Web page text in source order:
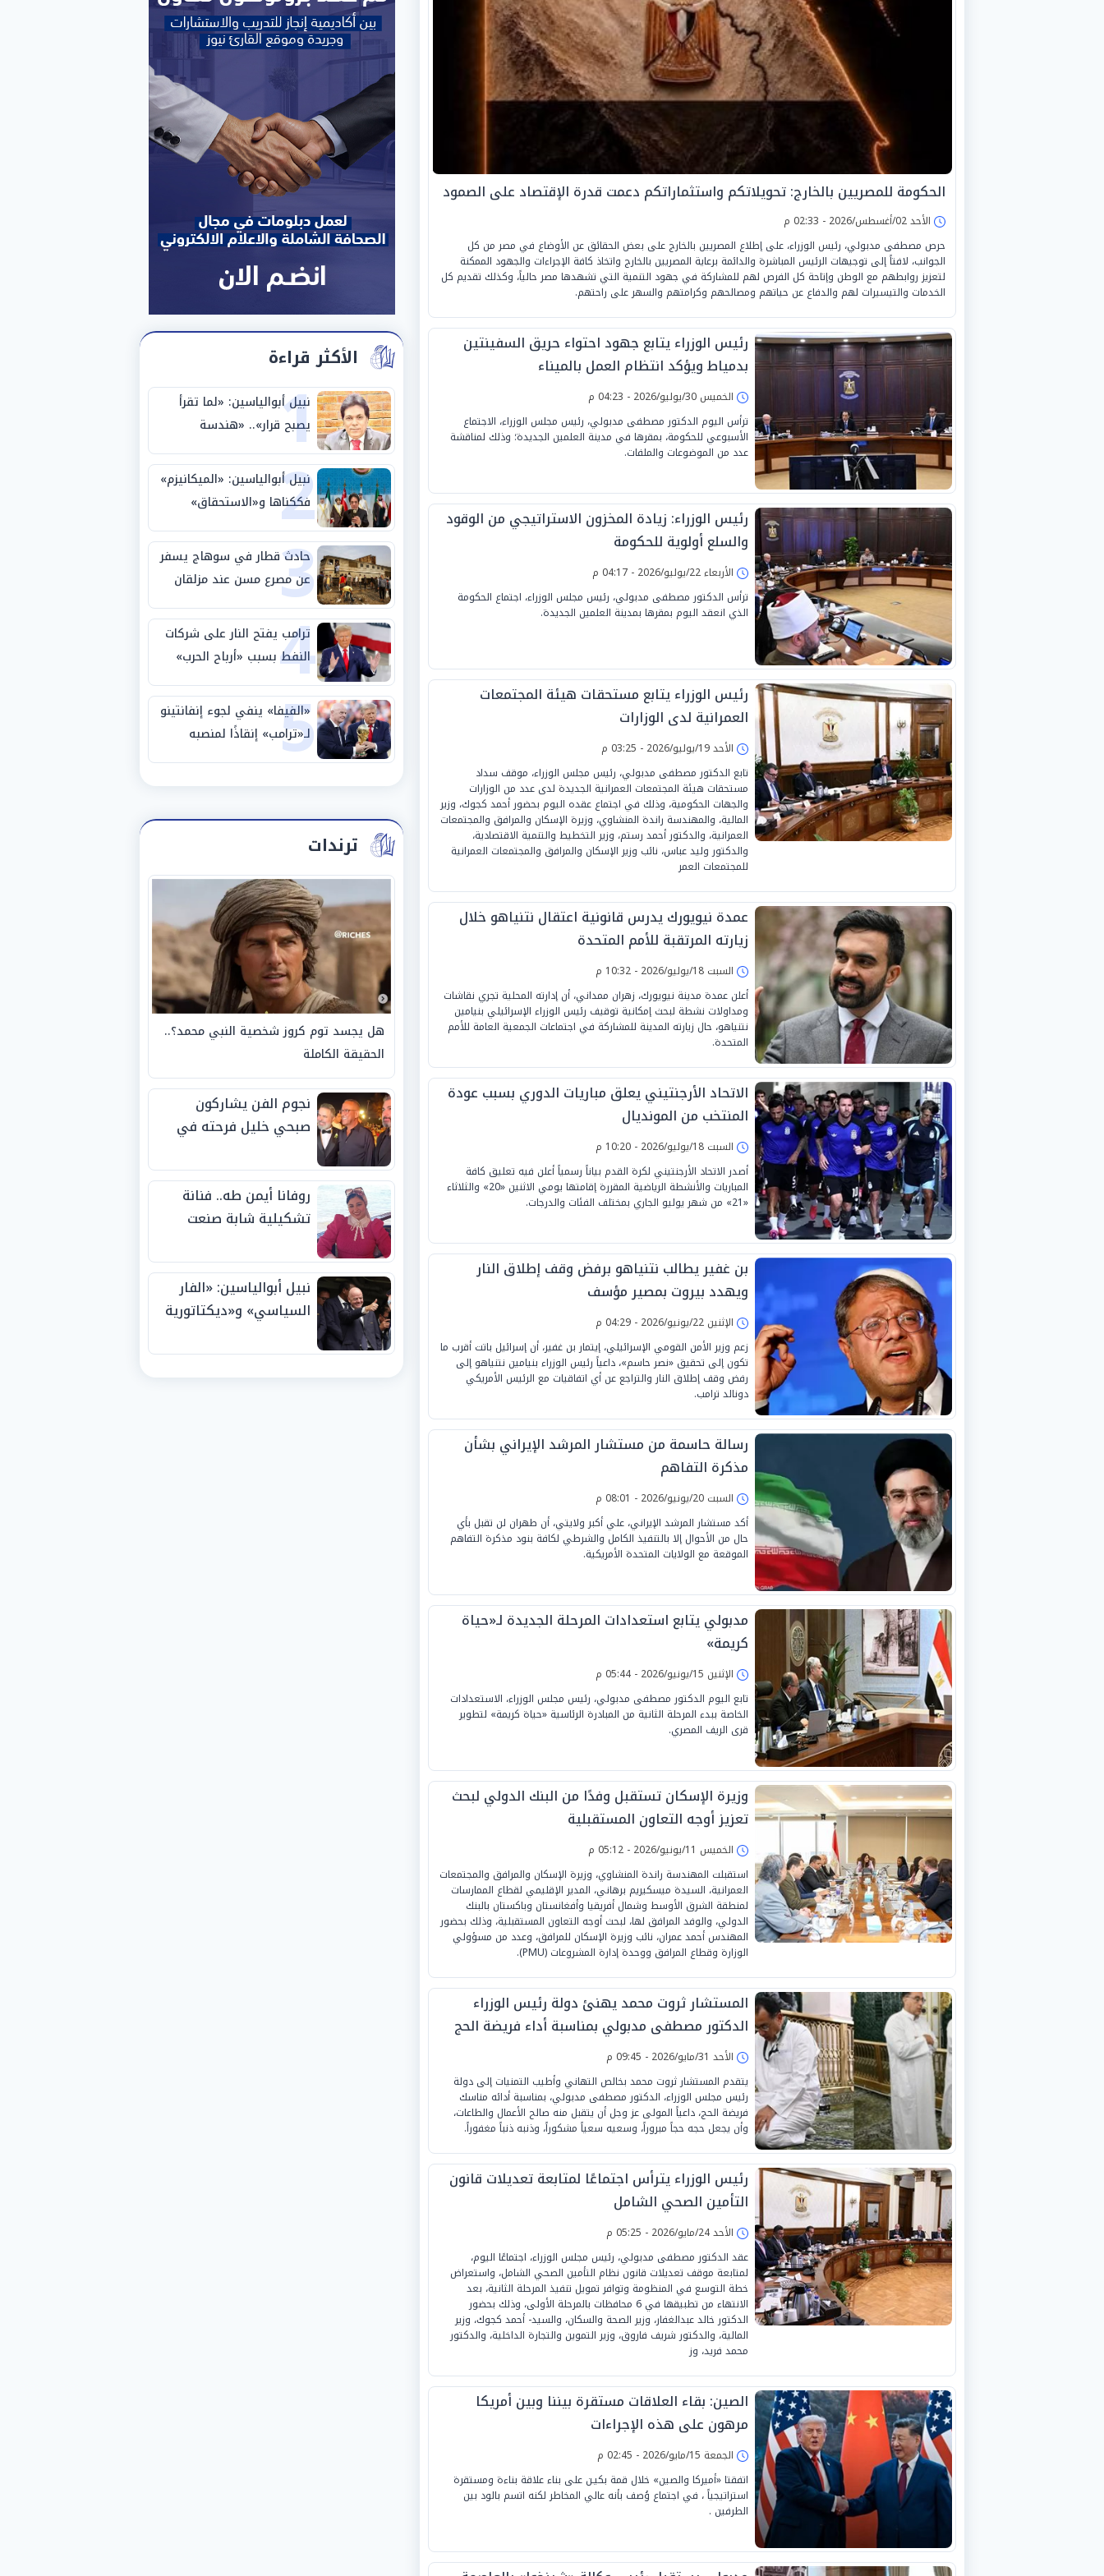
الحكومة للمصريين بالخارج: تحويلاتكم واستثماراتكم دعمت قدرة الإقتصاد على الصمود
الأحد 02/أغسطس/2026 - 02:33 م
حرص مصطفى مدبولي، رئيس الوزراء، على إطلاع المصريين بالخارج على بعض الحقائق عن الأوضاع في مصر من كل
الجوانب، لافتاً إلى توجيهات الرئيس المباشرة والدائمة برعاية المصريين بالخارج واتخاذ كافة الإجراءات والجهود الممكنة
لتعزيز روابطهم مع الوطن وإتاحة كل الفرص لهم للمشاركة في جهود التنمية التي تشهدها مصر حالياً، وكذلك تقديم كل
الخدمات والتيسيرات لهم والدفاع عن حياتهم ومصالحهم وكرامتهم والسهر على راحتهم.
رئيس الوزراء يتابع جهود احتواء حريق السفينتين
بدمياط ويؤكد انتظام العمل بالميناء
الخميس 30/يوليو/2026 - 04:23 م
ترأس اليوم الدكتور مصطفى مدبولي، رئيس مجلس الوزراء، الاجتماع
الأسبوعي للحكومة، بمقرها في مدينة العلمين الجديدة؛ وذلك لمناقشة
عدد من الموضوعات والملفات.
رئيس الوزراء: زيادة المخزون الاستراتيجي من الوقود
والسلع أولوية للحكومة
الأربعاء 22/يوليو/2026 - 04:17 م
ترأس الدكتور مصطفى مدبولي، رئيس مجلس الوزراء، اجتماع الحكومة
الذي انعقد اليوم بمقرها بمدينة العلمين الجديدة.
رئيس الوزراء يتابع مستحقات هيئة المجتمعات
العمرانية لدى الوزارات
الأحد 19/يوليو/2026 - 03:25 م
تابع الدكتور مصطفى مدبولي، رئيس مجلس الوزراء، موقف سداد
مستحقات هيئة المجتمعات العمرانية الجديدة لدى عدد من الوزارات
والجهات الحكومية، وذلك في اجتماع عقده اليوم بحضور أحمد كجوك، وزير
المالية، والمهندسة راندة المنشاوي، وزيرة الإسكان والمرافق والمجتمعات
العمرانية، والدكتور أحمد رستم، وزير التخطيط والتنمية الاقتصادية،
والدكتور وليد عباس، نائب وزير الإسكان والمرافق والمجتمعات العمرانية
للمجتمعات العمر
عمدة نيويورك يدرس قانونية اعتقال نتنياهو خلال
زيارته المرتقبة للأمم المتحدة
السبت 18/يوليو/2026 - 10:32 م
أعلن عمدة مدينة نيويورك، زهران ممداني، أن إدارته المحلية تجري نقاشات
ومداولات نشطة لبحث إمكانية توقيف رئيس الوزراء الإسرائيلي بنيامين
نتنياهو، حال زيارته المدينة للمشاركة في اجتماعات الجمعية العامة للأمم
المتحدة.
الاتحاد الأرجنتيني يعلق مباريات الدوري بسبب عودة
المنتخب من المونديال
السبت 18/يوليو/2026 - 10:20 م
أصدر الاتحاد الأرجنتيني لكرة القدم بياناً رسمياً أعلن فيه تعليق كافة
المباريات والأنشطة الرياضية المقررة إقامتها يومي الاثنين «20» والثلاثاء
«21» من شهر يوليو الجاري بمختلف الفئات والدرجات.
بن غفير يطالب نتنياهو برفض وقف إطلاق النار
ويهدد بيروت بمصير مؤسف
الإثنين 22/يونيو/2026 - 04:29 م
زعم وزير الأمن القومي الإسرائيلي، إيتمار بن غفير، أن إسرائيل باتت أقرب ما
تكون إلى تحقيق «نصر حاسم»، داعياً رئيس الوزراء بنيامين نتنياهو إلى
رفض وقف إطلاق النار والتراجع عن أي اتفاقيات مع الرئيس الأمريكي
دونالد ترامب.
رسالة حاسمة من مستشار المرشد الإيراني بشأن
مذكرة التفاهم
السبت 20/يونيو/2026 - 08:01 م
أكد مستشار المرشد الإيراني، علي أكبر ولايتي، أن طهران لن تقبل بأي
حال من الأحوال إلا بالتنفيذ الكامل والشرطي لكافة بنود مذكرة التفاهم
الموقعة مع الولايات المتحدة الأمريكية.
مدبولي يتابع استعدادات المرحلة الجديدة لـ«حياة
كريمة»
الإثنين 15/يونيو/2026 - 05:44 م
تابع اليوم الدكتور مصطفى مدبولي، رئيس مجلس الوزراء، الاستعدادات
الخاصة ببدء المرحلة الثانية من المبادرة الرئاسية «حياة كريمة» لتطوير
قرى الريف المصري.
وزيرة الإسكان تستقبل وفدًا من البنك الدولي لبحث
تعزيز أوجه التعاون المستقبلية
الخميس 11/يونيو/2026 - 05:12 م
استقبلت المهندسة راندة المنشاوي، وزيرة الإسكان والمرافق والمجتمعات
العمرانية، السيدة ميسكيريم برهاني، المدير الإقليمي لقطاع الممارسات
لمنطقة الشرق الأوسط وشمال أفريقيا وأفغانستان وباكستان بالبنك
الدولي، والوفد المرافق لها، لبحث أوجه التعاون المستقبلية، وذلك بحضور
المهندس أحمد عمران، نائب وزيرة الإسكان للمرافق، وعدد من مسؤولي
الوزارة وقطاع المرافق ووحدة إدارة المشروعات (PMU).
المستشار ثروت محمد يهنئ دولة رئيس الوزراء
الدكتور مصطفى مدبولي بمناسبة أداء فريضة الحج
الأحد 31/مايو/2026 - 09:45 م
يتقدم المستشار ثروت محمد بخالص التهاني وأطيب التمنيات إلى دولة
رئيس مجلس الوزراء، الدكتور مصطفى مدبولي، بمناسبة أدائه مناسك
فريضة الحج، داعياً المولى عز وجل أن يتقبل منه صالح الأعمال والطاعات،
وأن يجعل حجه حجاً مبروراً، وسعيه سعياً مشكوراً، وذنبه ذنباً مغفوراً.
رئيس الوزراء يترأس اجتماعًا لمتابعة تعديلات قانون
التأمين الصحي الشامل
الأحد 24/مايو/2026 - 05:25 م
عقد الدكتور مصطفى مدبولي، رئيس مجلس الوزراء، اجتماعًا اليوم،
لمتابعة موقف تعديلات قانون نظام التأمين الصحي الشامل، واستعراض
خطة التوسع في المنظومة وتوافر تمويل تنفيذ المرحلة الثانية، بعد
الانتهاء من تطبيقها في 6 محافظات بالمرحلة الأولى، وذلك بحضور
الدكتور خالد عبدالغفار، وزير الصحة والسكان، والسيد- أحمد كجوك، وزير
المالية، والدكتور شريف فاروق، وزير التموين والتجارة الداخلية، والدكتور
محمد فريد، وز
الصين: بقاء العلاقات مستقرة بيننا وبين أمريكا
مرهون على هذه الإجراءات
الجمعة 15/مايو/2026 - 02:45 م
اتفقتا «أميركا والصين» خلال قمة بكيـن على بناء علاقة بناءة ومستقرة
استراتيجياً ، في اجتماع وُصف بأنه عالي المخاطر لكنه اتسم بالود بين
الطرفين .
الأكثر قراءة
1
نبيل أبوالياسين: «لما تقرأ
يصبح قرار».. «هندسة
الاستثمار السيادي» بين «ربط
الجيب بالوطن» و«سيادة
الكلمة»
2
نبيل أبوالياسين: «الميكانيزم»
فككناها و«الاستحقاق»
حتمية.. «تفعيل الإرادة»
مهمة الجامعة العربية
3
حادث قطار في سوهاج يسفر
عن مصرع مسن عند مزلقان
المراغة
4
ترامب يفتح النار على شركات
النفط بسبب «أرباح الحرب»
5
«الفيفا» ينفي لجوء إنفانتينو
لـ«ترامب» إنقاذًا لمنصبه
ترندات
هل يجسد توم كروز شخصية النبي محمد؟..
الحقيقة الكاملة
نجوم الفن يشاركون
صبحي خليل فرحته في
روفانا أيمن طه.. فنانة
تشكيلية شابة صنعت
الجوائز منذ الصغر
نبيل أبوالياسين: «الفار
السياسي» و«ديكتاتورية
الفيفا».. وإقالة